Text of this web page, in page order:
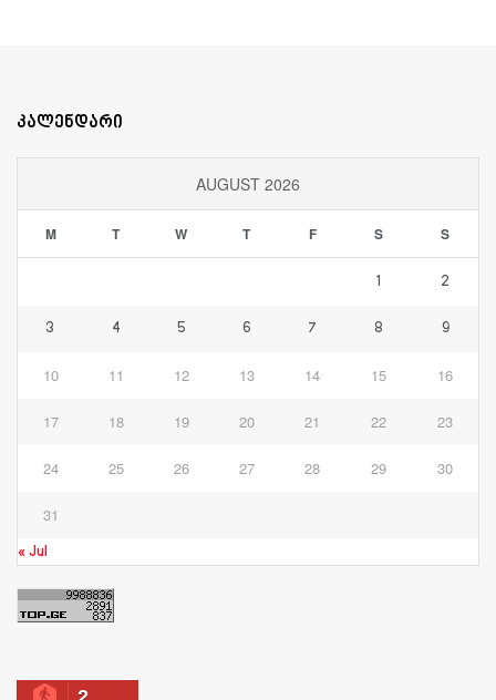
კალენდარი
AUGUST 2026
M T W T F S S
1 2
3 4 5 6 7 8 9
10 11 12 13 14 15 16
17 18 19 20 21 22 23
24 25 26 27 28 29 30
31
« Jul